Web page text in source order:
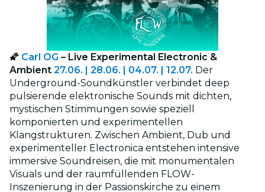
🌠 Carl OG – Live Experimental Electronic &
Ambient 27.06. | 28.06. | 04.07. | 12.07. Der
Underground-Soundkünstler verbindet deep
pulsierende elektronische Sounds mit dichten,
mystischen Stimmungen sowie speziell
komponierten und experimentellen
Klangstrukturen. Zwischen Ambient, Dub und
experimenteller Electronica entstehen intensive
immersive Soundreisen, die mit monumentalen
Visuals und der raumfüllenden FLOW-
Inszenierung in der Passionskirche zu einem